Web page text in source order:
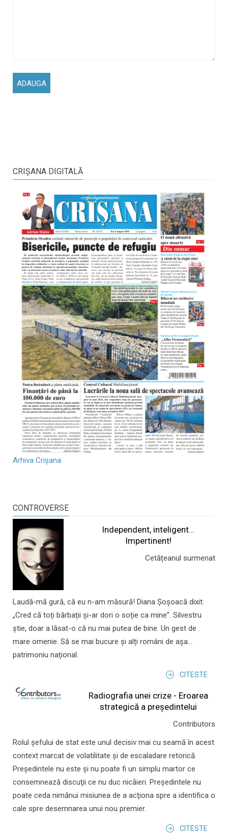
CRIŞANA DIGITALĂ
Arhiva Crișana
CONTROVERSE
Independent, inteligent...
Impertinent!
Cetățeanul surmenat
Laudă-mă gură, că eu n-am măsură! Diana Șoșoacă dixit:
„Cred că toți bărbații și-ar dori o soție ca mine”. Silvestru
știe, doar a lăsat-o că nu mai putea de bine. Un gest de
mare omenie. Să se mai bucure și alți români de așa...
patrimoniu național.
CITESTE
Radiografia unei crize - Eroarea
strategică a președintelui
Contributors
Rolul şefului de stat este unul decisiv mai cu seamă în acest
context marcat de volatilitate şi de escaladare retorică.
Preşedintele nu este şi nu poate fi un simplu martor ce
consemnează discuţii ce nu duc nicăieri. Preşedintele nu
poate ceda nimănui misiunea de a acţiona spre a identifica o
cale spre desemnarea unui nou premier.
CITESTE